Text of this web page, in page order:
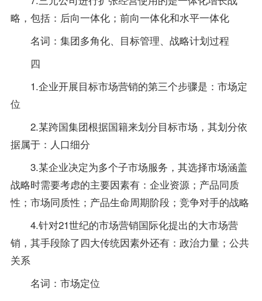
略，包括：后向一体化；前向一体化和水平一体化
名词：集团多角化、目标管理、战略计划过程
四
1.企业开展目标市场营销的第三个步骤是：市场定
位
2.某跨国集团根据国籍来划分目标市场，其划分依
据属于：人口细分
3.某企业决定为多个子市场服务，其选择市场涵盖
战略时需要考虑的主要因素有：企业资源；产品同质
性；市场同质性；产品生命周期阶段；竞争对手的战略
4.针对21世纪的市场营销国际化提出的大市场营
销，其手段除了四大传统因素外还有：政治力量；公共
关系
名词：市场定位